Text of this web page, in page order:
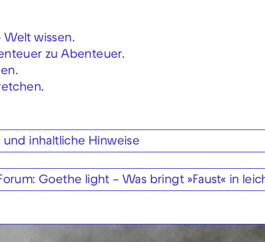
Welt wissen.
zu Abenteuer.
und inhaltliche Hinweise
Goethe light – Was bringt »Faust« in